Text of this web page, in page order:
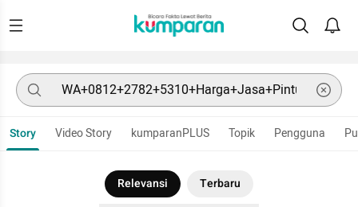
Story Video Story kumparanPLUS Topik Pengguna
Relevansi Terbaru